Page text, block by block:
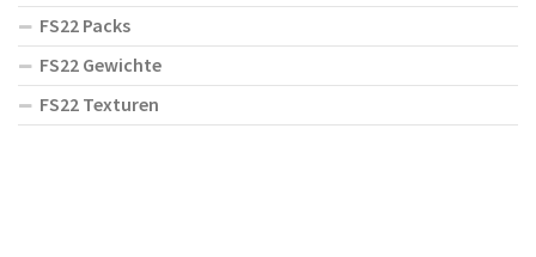
FS22 Packs
FS22 Gewichte
FS22 Texturen